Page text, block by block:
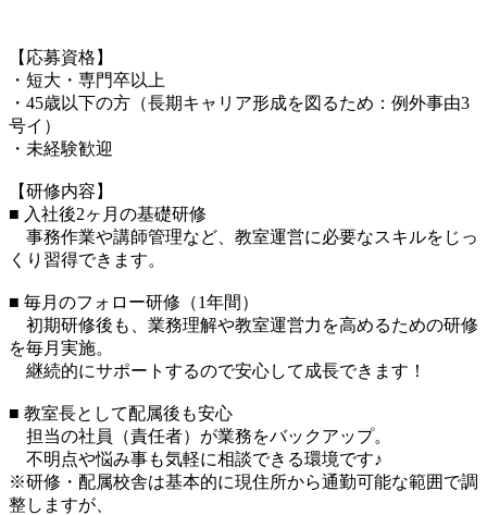
【応募資格】
・短大・専門卒以上
・45歳以下の方（長期キャリア形成を図るため：例外事由3
号イ）
・未経験歓迎
【研修内容】
■ 入社後2ヶ月の基礎研修
事務作業や講師管理など、教室運営に必要なスキルをじっ
くり習得できます。
■ 毎月のフォロー研修（1年間）
初期研修後も、業務理解や教室運営力を高めるための研修
を毎月実施。
継続的にサポートするので安心して成長できます！
■ 教室長として配属後も安心
担当の社員（責任者）が業務をバックアップ。
不明点や悩み事も気軽に相談できる環境です♪
※研修・配属校舎は基本的に現住所から通勤可能な範囲で調
整しますが、